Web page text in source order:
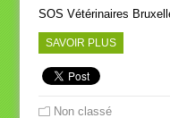
SOS Vétérinaires
SAVOIR PLUS
Non classé